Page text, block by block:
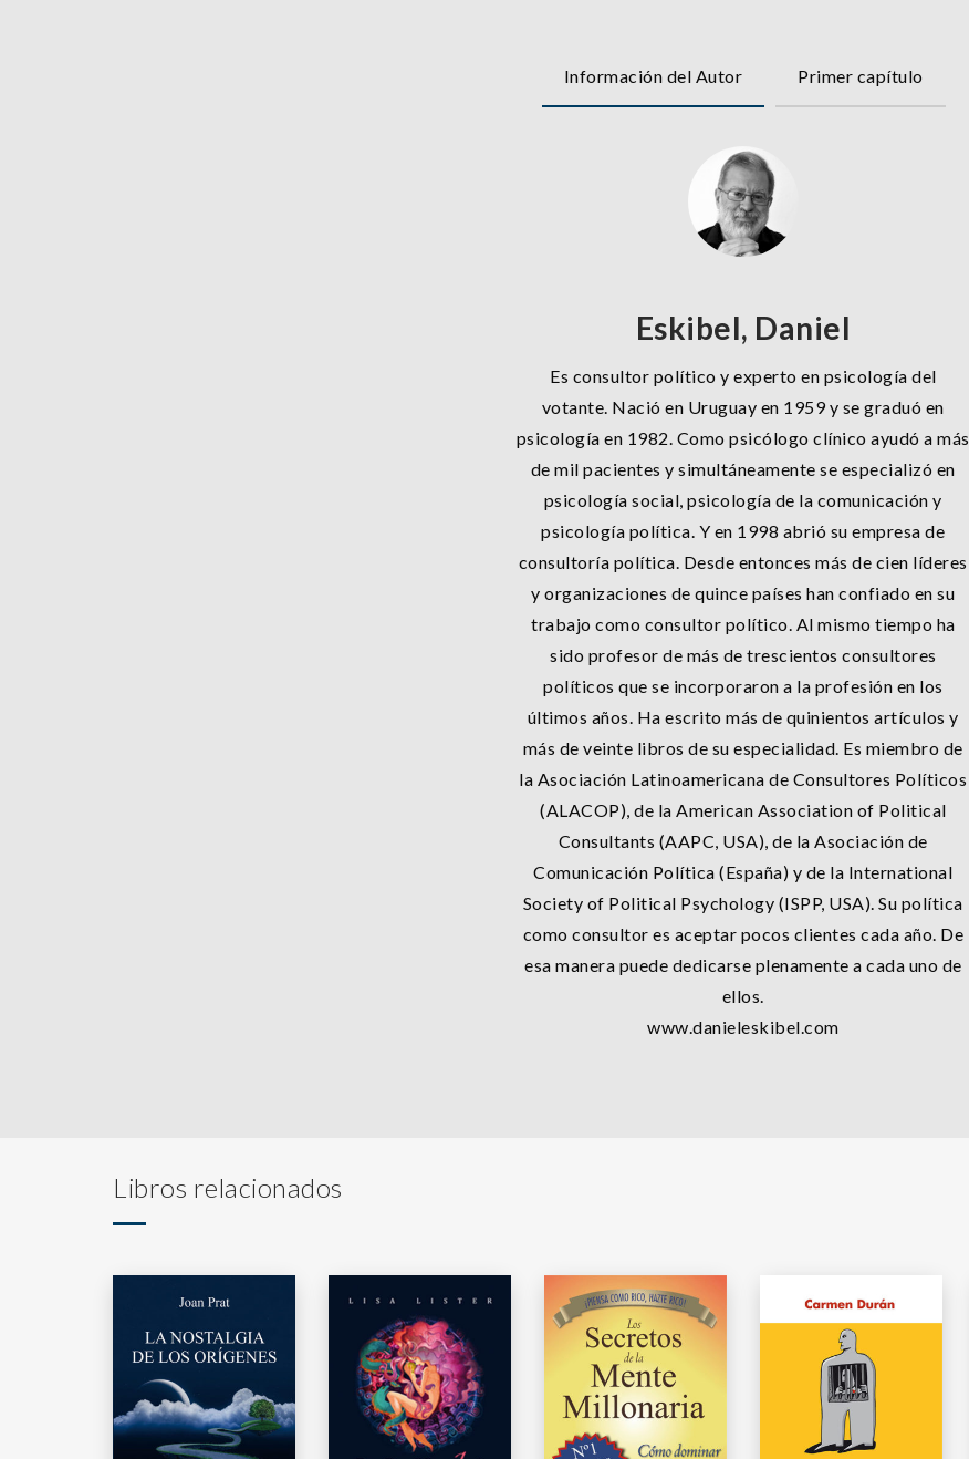
Información del Autor Primer capítulo
Eskibel, Daniel
Es consultor político y experto en psicología del
votante. Nació en Uruguay en 1959 y se graduó en
psicología en 1982. Como psicólogo clínico ayudó a más
de mil pacientes y simultáneamente se especializó en
psicología social, psicología de la comunicación y
psicología política. Y en 1998 abrió su empresa de
consultoría política. Desde entonces más de cien líderes
y organizaciones de quince países han confiado en su
trabajo como consultor político. Al mismo tiempo ha
sido profesor de más de trescientos consultores
políticos que se incorporaron a la profesión en los
últimos años. Ha escrito más de quinientos artículos y
más de veinte libros de su especialidad. Es miembro de
la Asociación Latinoamericana de Consultores Políticos
(ALACOP), de la American Association of Political
Consultants (AAPC, USA), de la Asociación de
Comunicación Política (España) y de la International
Society of Political Psychology (ISPP, USA). Su política
como consultor es aceptar pocos clientes cada año. De
esa manera puede dedicarse plenamente a cada uno de
ellos.
www.danieleskibel.com
Libros relacionados